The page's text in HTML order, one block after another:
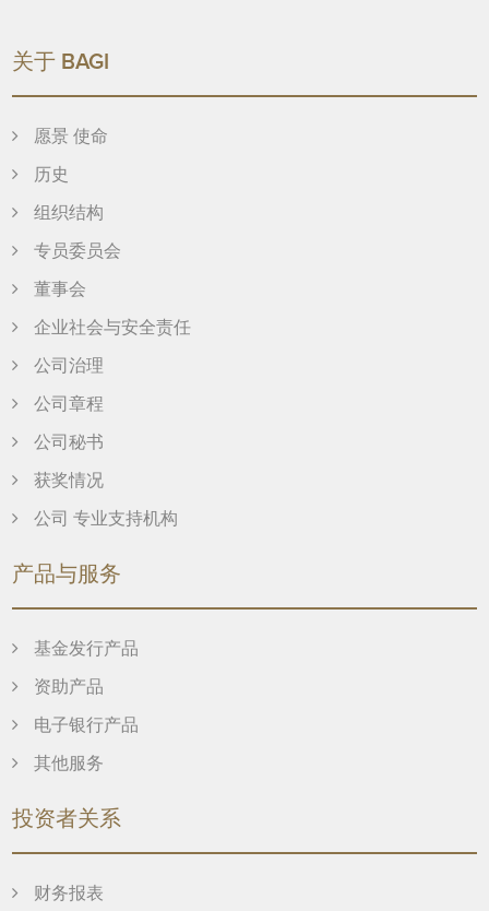
关于 BAGI
愿景 使命
历史
组织结构
专员委员会
董事会
企业社会与安全责任
公司治理
公司章程
公司秘书
获奖情况
公司 专业支持机构
产品与服务
基金发行产品
资助产品
电子银行产品
其他服务
投资者关系
财务报表